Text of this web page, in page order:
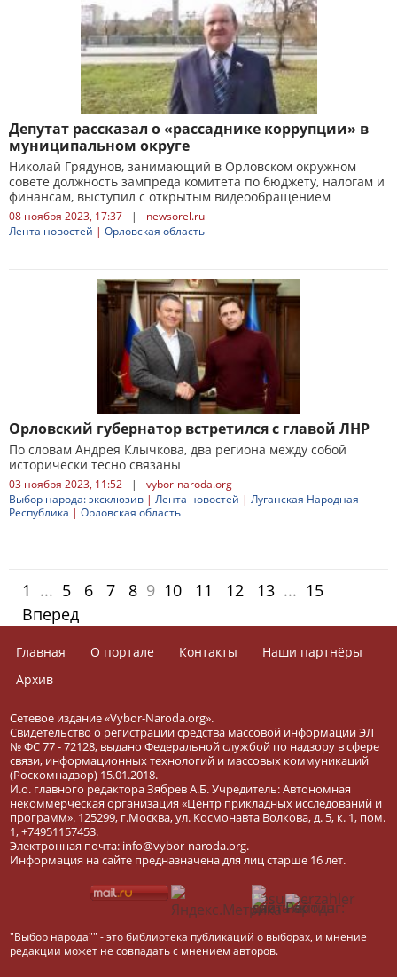
Депутат рассказал о «рассаднике коррупции» в
муниципальном округе
Николай Грядунов, занимающий в Орловском окружном
совете должность зампреда комитета по бюджету, налогам и
финансам, выступил с открытым видеообращением
08 ноября 2023, 17:37 |
newsorel.ru
Лента новостей | Орловская область
Орловский губернатор встретился с главой ЛНР
По словам Андрея Клычкова, два региона между собой
исторически тесно связаны
03 ноября 2023, 11:52 |
vybor-naroda.org
Выбор народа: эксклюзив | Лента новостей | Луганская Народная
Республика | Орловская область
1 ... 5 6 7 8 9 10 11 12 13 ... 15
Вперед
Главная О портале Контакты
Наши партнёры
Архив
Сетевое издание «Vybor-Naroda.org».
Свидетельство о регистрации средства массовой информации ЭЛ
№ ФС 77 - 72128, выдано Федеральной службой по надзору в сфере
связи, информационных технологий и массовых коммуникаций
(Роскомнадзор) 15.01.2018.
И.о. главного редактора Зябрев А.Б. Учредитель: Автономная
некоммерческая организация «Центр прикладных исследований и
программ». 125299, г.Москва, ул. Космонавта Волкова, д. 5, к. 1, пом.
1, +74951157453.
Электронная почта: info@vybor-naroda.org.
Информация на сайте предназначена для лиц старше 16 лет.
"Выбор народа"" - это библиотека публикаций о выборах, и мнение
редакции может не совпадать с мнением авторов.